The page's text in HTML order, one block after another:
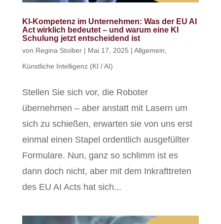
KI-Kompetenz im Unternehmen: Was der EU AI
Act wirklich bedeutet – und warum eine KI
Schulung jetzt entscheidend ist
von Regina Stoiber| Mai 17, 2025 | Allgemein
Künstliche Intelligenz (KI / AI)
Stellen Sie sich vor, die Roboter
übernehmen – aber anstatt mit Lasern um
sich zu schießen, erwarten sie von uns erst
einmal einen Stapel ordentlich ausgefüllter
Formulare. Nun, ganz so schlimm ist es
dann doch nicht, aber mit dem Inkrafttreten
des EU AI Acts hat sich...